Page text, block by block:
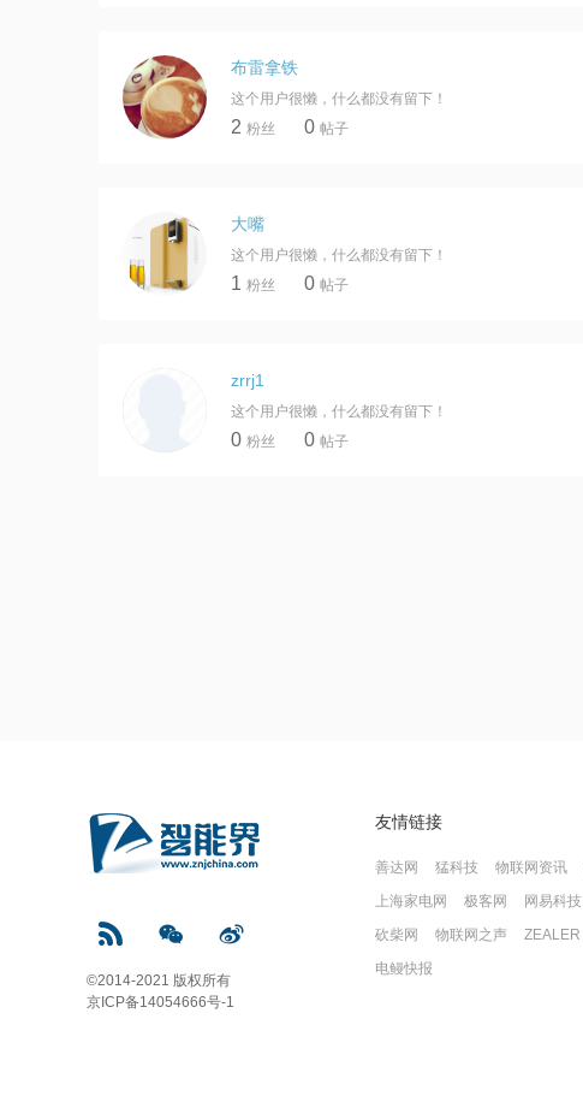
布雷拿铁
这个用户很懒，什么都没有留下！
2 粉丝 0 帖子
大嘴
这个用户很懒，什么都没有留下！
1 粉丝 0 帖子
zrrj1
这个用户很懒，什么都没有留下！
0 粉丝 0 帖子
©2014-2021 版权所有
京ICP备14054666号-1
友情链接
善达网 猛科技 物联网资讯
上海家电网
极客网 网易科技
砍柴网
物联网之声 ZEALER
电鳗快报